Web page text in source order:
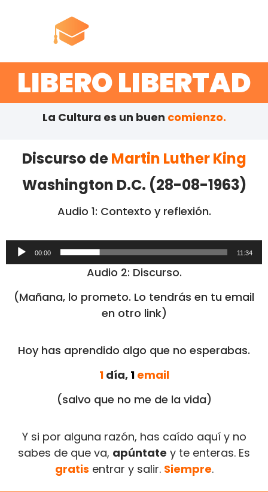
LIBERO LIBERTAD
La Cultura es un buen comienzo.
Discurso deMartin Luther King
Washington D.C. (28-08-1963)
Audio 1: Contexto y reflexión.
Reproductor
00:00 11:34
Audio 2: Discurso.
(Mañana, lo prometo. Lo tendrás en tu email
en otro link)
Hoy has aprendido algo que no esperabas.
1día, 1 email
(salvo que no me de la vida)
Y si por alguna razón, has caído aquí y no
sabes de que va, apúntate y te enteras. Es
gratis entrar y salir. Siempre.